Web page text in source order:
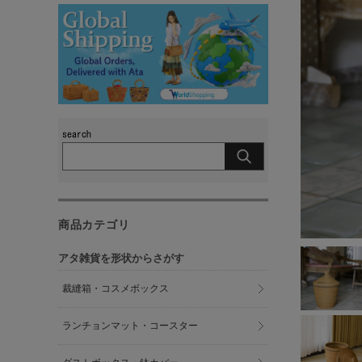
商品カテゴリ
アタ雑貨を形状からさがす
裁縫箱・コスメボックス
ランチョンマット・コースター